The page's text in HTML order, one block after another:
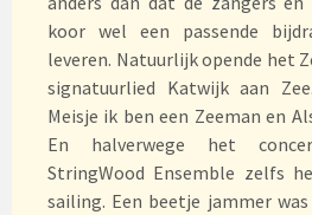
koor wel een passende
leveren. Natuurlijk opende het
signatuurlied Katwijk aan
Meisje ik ben een Zeeman en
En halverwege het
StringWood Ensemble zelfs
sailing. Een beetje jammer